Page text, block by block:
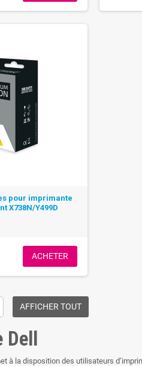
pour imprimante
X738N/Y499D
ACHETER
AFFICHER TOUT
Dell
à la disposition des utilisateurs